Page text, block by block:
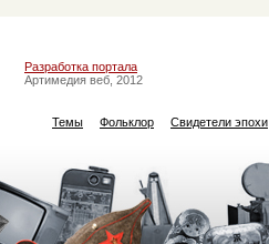
Разработка портала
Артимедия веб, 2012
Темы Фольклор Свидетели эпохи